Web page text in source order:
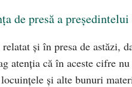
de presă a
şi în presa de astăzi,
atenţia că în aceste cifre
şi alte bunuri